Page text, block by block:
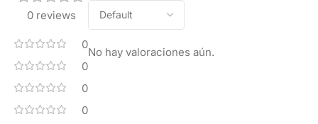
0 reviews
0
0
0
0
No hay valoraciones aún.